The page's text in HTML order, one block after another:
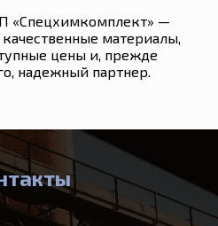
«Спецхимкомплект» —
материалы,
цены и, прежде
надежный партнер.